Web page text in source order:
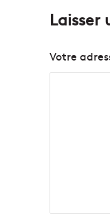
Laisser
Votre